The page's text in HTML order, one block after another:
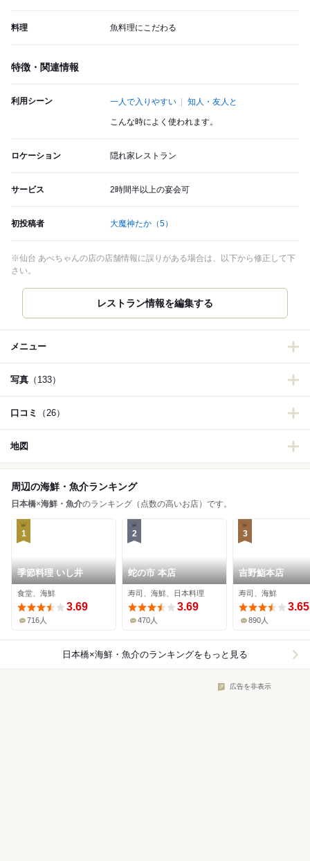
料理 魚料理にこだわる
特徴・関連情報
利用シーン 一人で入りやすい 知人・友人と
こんな時によく使われます。
ロケーション 隠れ家レストラン
サービス 2時間半以上の宴会可
初投稿者 大魔神たか （5）
※仙台 あべちゃんの店の店舗情報に誤りがある場合は、以下から修正して下
さい。
レストラン情報を編集する
メニュー
写真 （133）
口コミ （26）
地図
周辺の海鮮・魚介ランキング
日本橋×海鮮・魚介のランキング（点数の高いお店）です。
1
季節料理 いし井
食堂、海鮮
3.69
716人
2
蛇の市 本店
寿司、海鮮、日本料理
3.69
470人
3
吉野鮨本店
寿司、海鮮
3.65
890人
日本橋×海鮮・魚介のランキングをもっと見る
広告を非表示